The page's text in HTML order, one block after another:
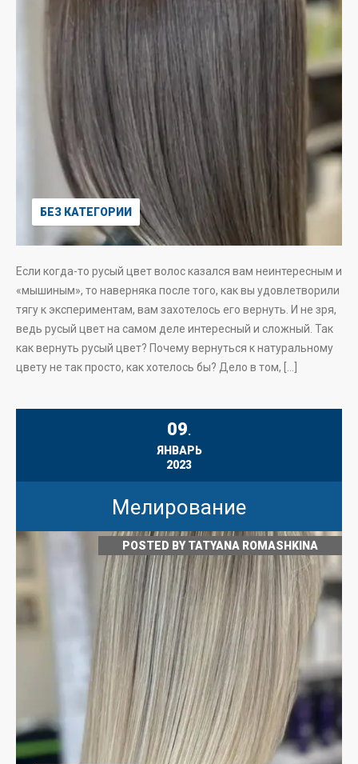
БЕЗ КАТЕГОРИИ
Если когда-то русый цвет волос казался вам неинтересным и
«мышиным», то наверняка после того, как вы удовлетворили
тягу к экспериментам, вам захотелось его вернуть. И не зря,
ведь русый цвет на самом деле интересный и сложный. Так
как вернуть русый цвет? Почему вернуться к натуральному
цвету не так просто, как хотелось бы? Дело в том, […]
09.
ЯНВАРЬ
2023
Мелирование
POSTED BYTATYANA ROMASHKINA